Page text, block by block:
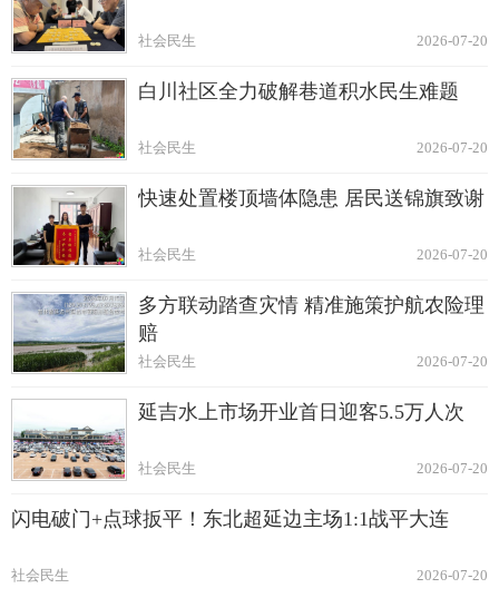
2026-07-20
社会民生
白川社区全力破解巷道积水民生难题
2026-07-20
社会民生
快速处置楼顶墙体隐患 居民送锦旗致谢
2026-07-20
社会民生
多方联动踏查灾情 精准施策护航农险理
赔
2026-07-20
社会民生
延吉水上市场开业首日迎客5.5万人次
2026-07-20
社会民生
闪电破门+点球扳平！东北超延边主场1:1战平大连
2026-07-20
社会民生